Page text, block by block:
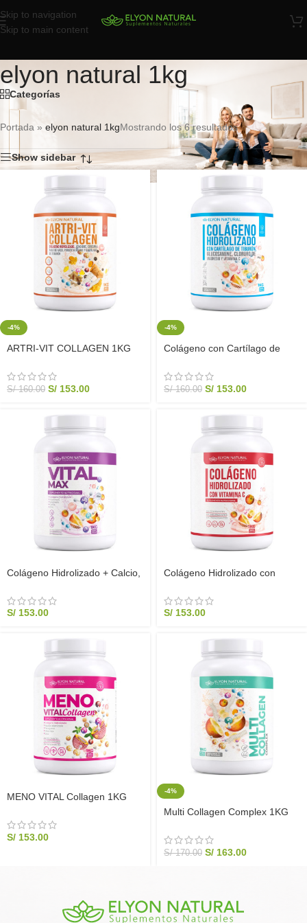
Skip to navigation
Skip to main content
elyon natural 1kg
Categorías
Portada » elyon natural 1kgMostrando los 6 resultados
Show sidebar
-4%
ARTRI-VIT COLLAGEN 1KG
Elyon Natural
S/160.00 S/ 153.00
-4%
Colágeno con Cartílago de
Elyon Natural
S/160.00 S/ 153.00
Colágeno Hidrolizado + Calcio,
1kg – Huesos, Articulaciones y
Piel | Elyon Natural
S/ 153.00
Colágeno Hidrolizado con
Natural
S/ 153.00
MENO VITAL Collagen 1KG
Natural
S/ 153.00
-4%
Multi Collagen Complex 1KG
Natural
S/170.00 S/ 163.00